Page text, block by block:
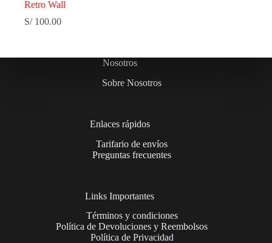
Retro Wall
S/100.00
Nosotros
Sobre Nosotros
Enlaces rápidos
Tarifario de envíos
Preguntas frecuentes
Links Importantes
Términos y condiciones
Política de Devoluciones y Reembolsos
Política de Privacidad